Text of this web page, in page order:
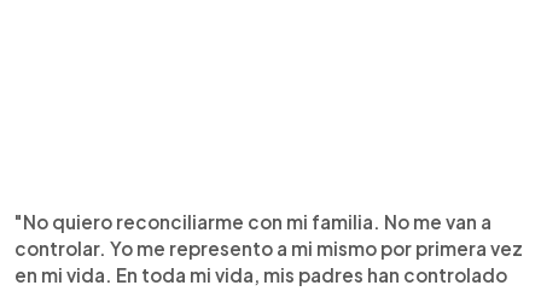
"No quiero reconciliarme con mi familia. No me van a
controlar. Yo me represento a mi mismo por primera vez
en mi vida. En toda mi vida, mis padres han controlado